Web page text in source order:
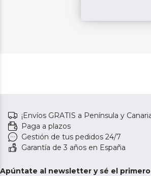
¡Envíos GRATIS a Península y
Paga a plazos
Gestión de tus pedidos 24/7
Garantía de 3 años en España
Apúntate al newsletter y sé el